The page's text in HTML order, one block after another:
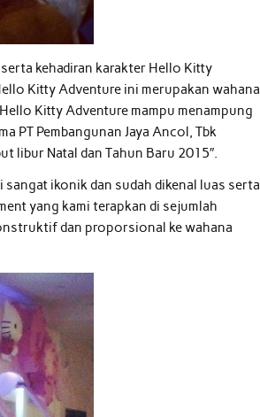
kehadiran karakter Hello Kitty
Kitty Adventure ini merupakan wahana
Kitty Adventure mampu menampung
PT Pembangunan Jaya Ancol, Tbk
libur Natal dan Tahun Baru 2015″.
sangat ikonik dan sudah dikenal luas serta
yang kami terapkan di sejumlah
dan proporsional ke wahana